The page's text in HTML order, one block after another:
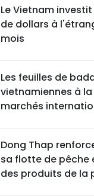
Le Vietnam
de dollars à
mois
Les feuilles de
vietnamiennes à
marchés
Dong Thap
sa flotte de
des produits de la